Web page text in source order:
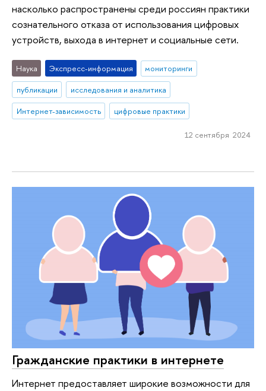
насколько распространены среди россиян практики
сознательного отказа от использования цифровых
устройств, выхода в интернет и социальные сети.
Наука Экспресс-информация
мониторинги
публикации
исследования и аналитика
Интернет-зависимость
цифровые практики
12 сентября 2024
Гражданские практики в интернете
Интернет предоставляет широкие возможности для